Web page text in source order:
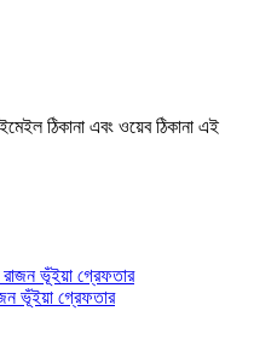
ঠিকানা এবং ওয়েব ঠিকানা এই
ভূঁইয়া গ্রেফতার